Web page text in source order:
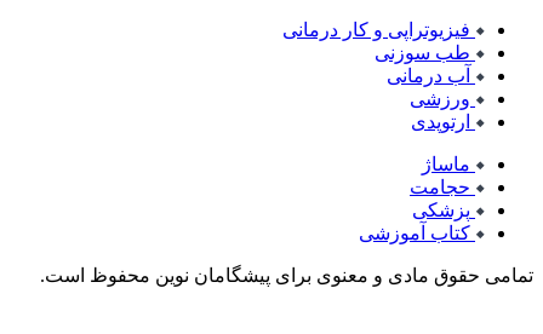
فیزیوتراپی و کار درمانی
طب سوزنی
آب درمانی
ورزشی
ارتوپدی
ماساژ
حجامت
پزشکی
کتاب آموزشی
تمامی حقوق مادی و معنوی برای پیشگامان نوین محفوظ است.